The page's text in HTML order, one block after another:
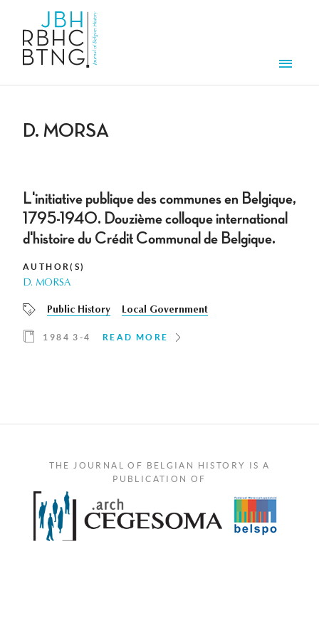
D. MORSA
L'initiative publique des communes en Belgique,
1795-1940. Douzième colloque international
d'histoire du Crédit Communal de Belgique.
AUTHOR(S)
D. MORSA
Public History Local Government
1984 3-4 READ MORE
THE JOURNAL OF BELGIAN HISTORY IS A
PUBLICATION OF